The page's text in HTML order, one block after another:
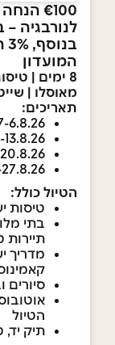
€100
לנורבגיה –
המועדון
8 ימים |
מאוסלו |
תאריכים:
29.7-6.8.26 – החל
5-13.8.26 - החל מ-
12-20.8.26– החל
19-27.8.26 – החל
הטיול כולל:
טיסות
בתי
תיירות
מדריך
סיורים
הטיול
תיק יד, טרולי 7 ק"ג